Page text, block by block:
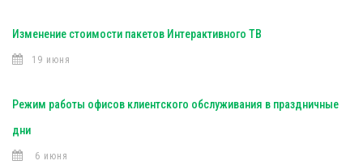
Изменение стоимости пакетов Интерактивного ТВ
19 июня
Режим работы офисов клиентского обслуживания в праздничные
дни
6 июня